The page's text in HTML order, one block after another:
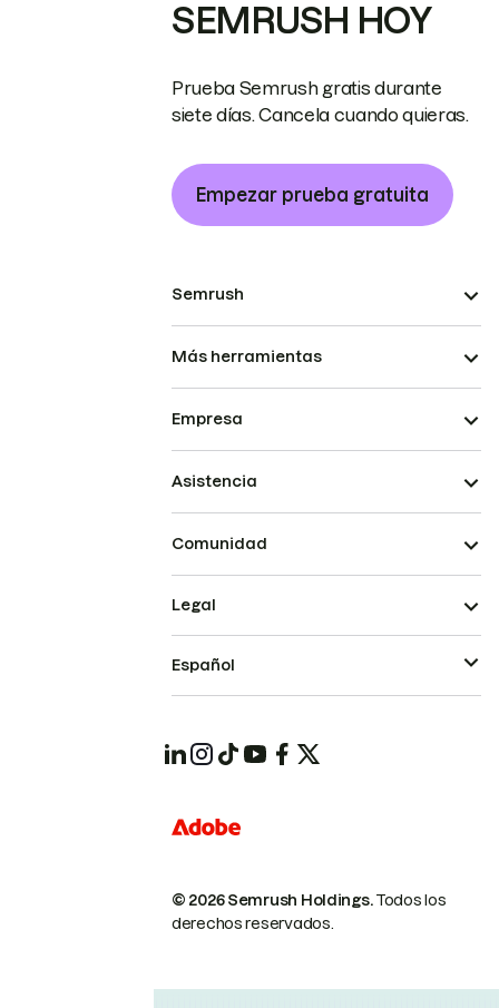
SEMRUSH HOY
Prueba Semrush gratis durante
siete días. Cancela cuando quieras.
Empezar prueba gratuita
Semrush
Más herramientas
Empresa
Asistencia
Comunidad
© 2026 Semrush Holdings.Todos los
derechos reservados.
Legal
Español